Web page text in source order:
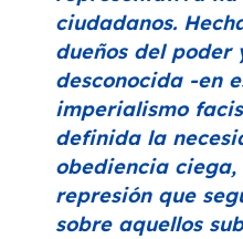
ciudadanos.
dueños del poder
desconocida -en
imperialismo
definida la
obediencia
represión que
sobre aquellos